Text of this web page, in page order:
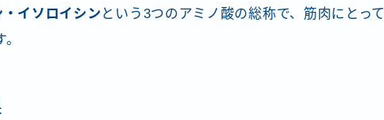
イソロイシン という3つのアミノ酸の総称で、筋肉にとって